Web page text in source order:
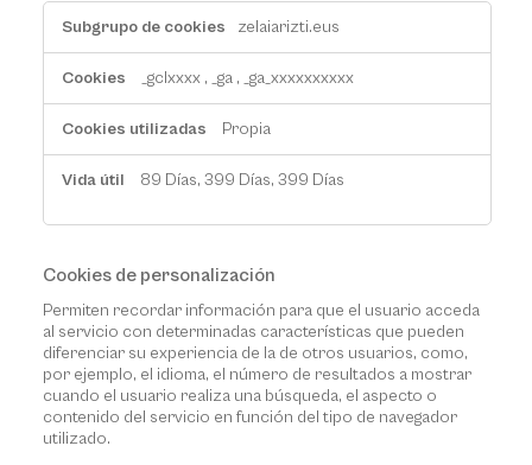
Cookies
analíticas
zelaiarizti.eus
_gclxxxx , _ga , _ga_xxxxxxxxxx
Propia
89 Días, 399 Días, 399 Días
Cookies de personalización
Permiten recordar información para que el usuario acceda
al servicio con determinadas características que pueden
diferenciar su experiencia de la de otros usuarios, como,
por ejemplo, el idioma, el número de resultados a mostrar
cuando el usuario realiza una búsqueda, el aspecto o
contenido del servicio en función del tipo de navegador
utilizado.